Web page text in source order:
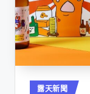
Posted
露天新聞